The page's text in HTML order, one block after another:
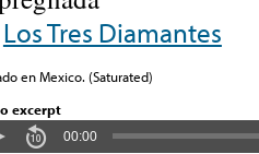
Los Tres Diamantes
en Mexico. (Saturated)
excerpt
00:00